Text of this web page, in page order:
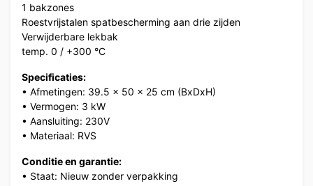
1 bakzones
Roestvrijstalen spatbescherming aan drie zijden
Verwijderbare lekbak
temp. 0 / +300 °C
Specificaties:
• Afmetingen: 39.5 x 50 x 25 cm (BxDxH)
• Vermogen: 3 kW
• Aansluiting: 230V
• Materiaal: RVS
Conditie en garantie:
• Staat: Nieuw zonder verpakking